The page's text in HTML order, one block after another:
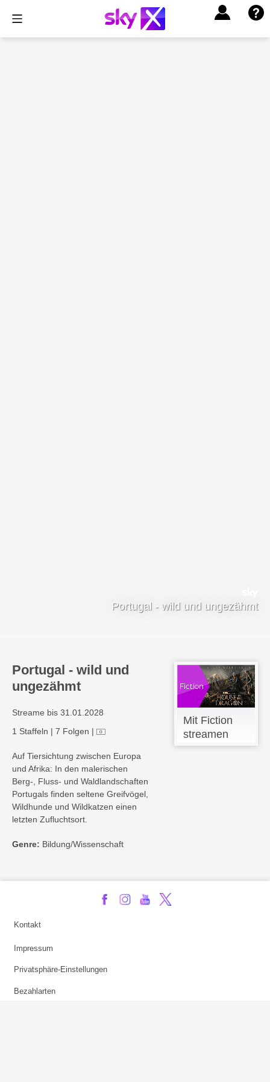
Portugal - wild und ungezähmt
Portugal - wild und
ungezähmt
Streame bis 31.01.2028
1 Staffeln | 7 Folgen |
Auf Tiersichtung zwischen Europa
und Afrika: In den malerischen
Berg-, Fluss- und Waldlandschaften
Portugals finden seltene Greifvögel,
Wildhunde und Wildkatzen einen
letzten Zufluchtsort.
Genre: Bildung/Wissenschaft
Mit Fiction
streamen
Kontakt
Impressum
Privatsphäre-Einstellungen
Bezahlarten